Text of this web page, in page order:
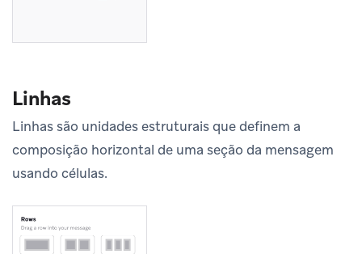
Linhas
Linhas são unidades estruturais que definem a
composição horizontal de uma seção da mensagem
usando células.